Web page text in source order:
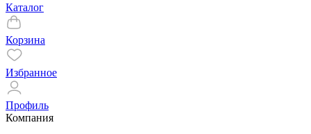
Каталог
Корзина
Избранное
Профиль
Компания